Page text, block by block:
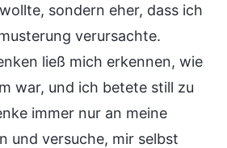
sondern eher, dass ich
verursachte.
ließ mich erkennen, wie
war, und ich betete still zu
immer nur an meine
und versuche, mir selbst